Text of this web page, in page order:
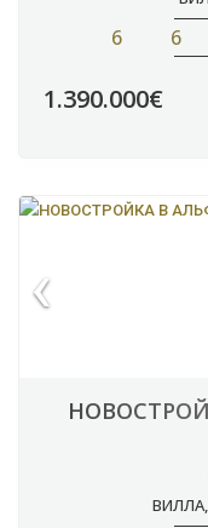
6 6
1.390.000€
ВИЛЛА,